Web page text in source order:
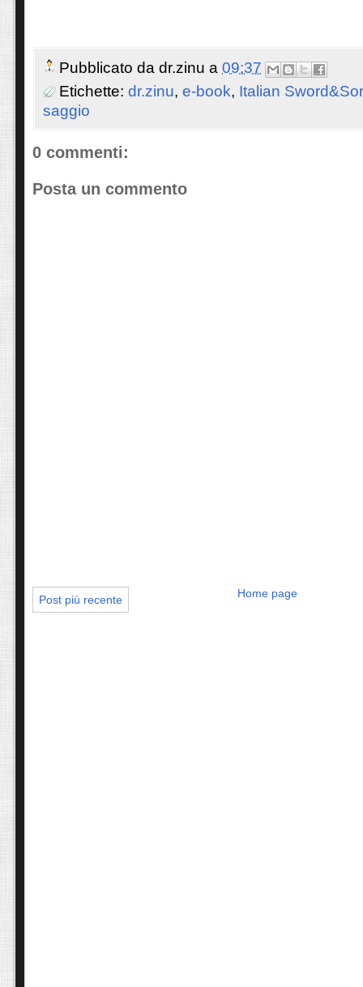
Pubblicato da dr.zinu a 09:37
Etichette: dr.zinu, e-book, Italian
saggio
0 commenti:
Posta un commento
Post più recente Home page